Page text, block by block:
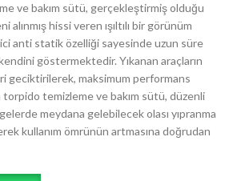
ve bakım sütü, gerçekleştirmiş olduğu
hissi veren ışıltılı bir görünüm
anti statik özelliği sayesinde uzun süre
göstermektedir. Yıkanan araçların
geciktirilerek, maksimum performans
torpido temizleme ve bakım sütü, düzenli
meydana gelebilecek olası yıpranma
kullanım ömrünün artmasına doğrudan